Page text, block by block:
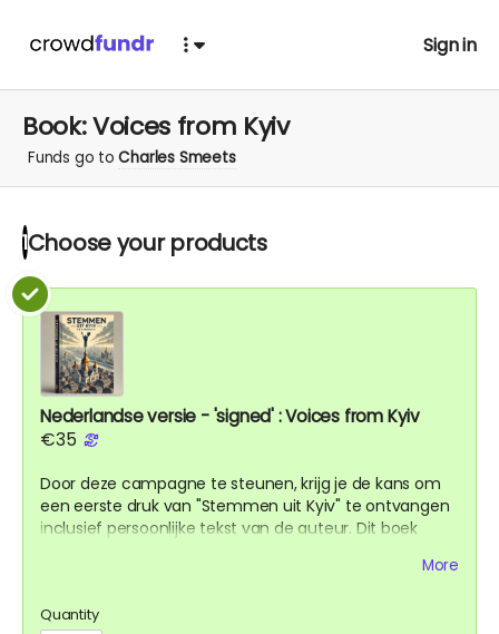
Sign in
Book: Voices from Kyiv
Funds go toCharles Smeets
1 Choose yourproducts
Nederlandse versie - 'signed' : Voices from Kyiv
€35
Door deze campagne te steunen, krijg je de kans om
een eerste druk van "Stemmen uit Kyiv" te ontvangen
inclusief persoonlijke tekst van de auteur. Dit boek
tijdens deze oorlog in Kyiv leven in beeld. Het is bedoeld
aan de wereld van wat er in Oekraïne gebeurt
More
Quantity